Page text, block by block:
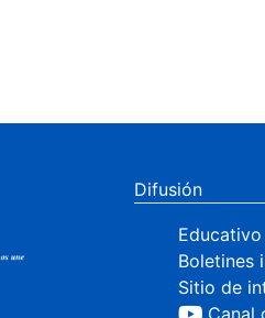
Difusión
Educativo
Boletines
Sitio de
Canal